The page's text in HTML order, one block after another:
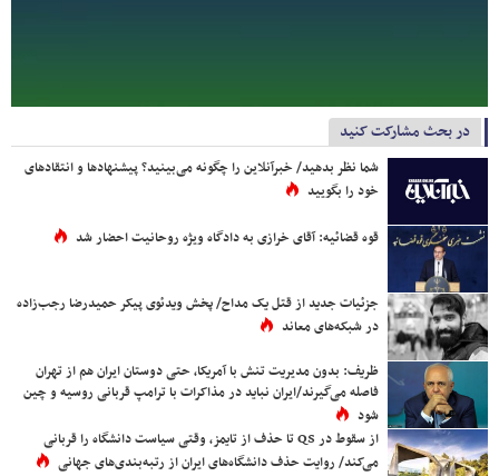
در بحث مشارکت کنید
شما نظر بدهید/ خبرآنلاین را چگونه می‌بینید؟ پیشنهادها و انتقادهای
خود را بگویید
قوه قضائیه: آقای خرازی به دادگاه ویژه روحانیت احضار شد
جزئیات جدید از قتل یک مداح/ پخش ویدئوی پیکر حمیدرضا رجب‌زاده
در شبکه‌های معاند
ظریف: بدون مدیریت تنش با آمریکا، حتی دوستان ایران هم از تهران
فاصله می‌گیرند/ایران نباید در مذاکرات با ترامپ قربانی روسیه و چین
شود
از سقوط در QS تا حذف از تایمز، وقتی سیاست دانشگاه را قربانی
می‌کند/ روایت حذف دانشگاه‌های ایران از رتبه‌بندی‌های جهانی